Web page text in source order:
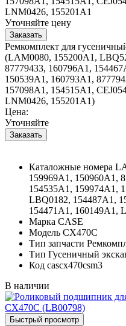
LNM0426, 155201A1
Уточняйте цену
Ремкомплект для
(LAM0080, 155200A1,
87779433, 160796A1,
150539A1, 160793A1,
157098A1, 154515A1,
LNM0426, 155201A1)
Цена:
Уточняйте
Каталожные номера
159969A1, 150960A1,
154535A1, 159974A1,
LBQ0182, 154487A1,
154471A1, 160149A1,
Марка CASE
Модель CX470C
Тип запчасти
Тип Гусеничный
Код cascx470csm3
В наличии